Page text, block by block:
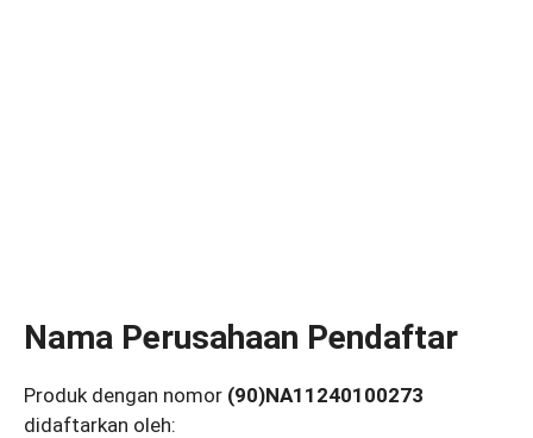
Nama Perusahaan Pendaftar
Produk dengan nomor (90)NA11240100273
didaftarkan oleh: